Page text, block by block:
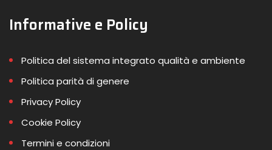
Informative e Policy
Politica del sistema integrato qualità e ambiente
Politica parità di genere
Privacy Policy
Cookie Policy
Termini e condizioni